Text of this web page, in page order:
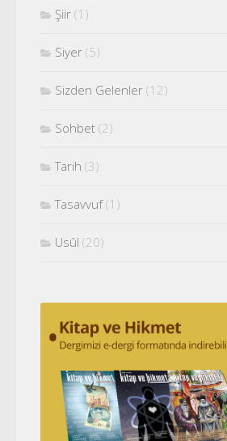
Şiir (1)
Siyer (5)
Sizden Gelenler (12)
Sohbet (2)
Tarih (3)
Tasavvuf(1)
Usûl (20)